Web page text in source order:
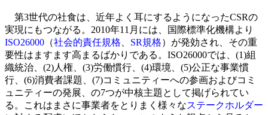
第3世代の社食は、近年よく耳にするようになったCSRの
実現にもつながる。2010年11月には、国際標準化機構より
ISO26000 （社会的責任規格 SR規格）が発効され、その重
要性はますます高まるばかりである。ISO26000では、(1)組
織統治、(2)人権、(3)労働慣行、(4)環境、(5)公正な事業慣
行、(6)消費者課題、(7)コミュニティーへの参画およびコミ
ュニティーの発展、の7つが中核主題として掲げられてい
る。これはまさに事業者をとりまく様々なステークホルダー